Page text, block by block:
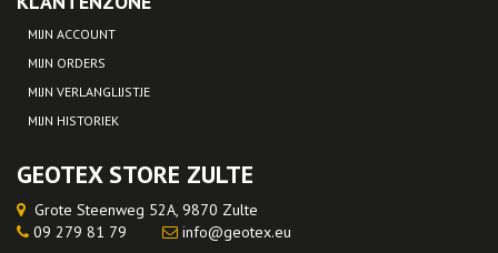
MIJN ACCOUNT
MIJN ORDERS
MIJN VERLANGLIJSTJE
MIJN HISTORIEK
GEOTEX STORE ZULTE
Grote Steenweg 52A, 9870 Zulte
09 279 81 79
info@geotex.eu